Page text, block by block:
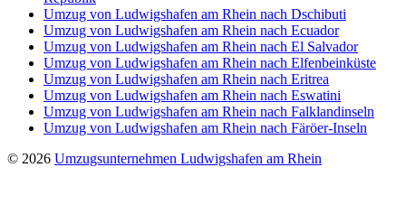
Umzug von Ludwigshafen am Rhein nach Dschibuti
Umzug von Ludwigshafen am Rhein nach Ecuador
Umzug von Ludwigshafen am Rhein nach El Salvador
Umzug von Ludwigshafen am Rhein nach Elfenbeinküste
Umzug von Ludwigshafen am Rhein nach Eritrea
Umzug von Ludwigshafen am Rhein nach Eswatini
Umzug von Ludwigshafen am Rhein nach Falklandinseln
Umzug von Ludwigshafen am Rhein nach Färöer-Inseln
© 2026 Umzugsunternehmen Ludwigshafen am Rhein